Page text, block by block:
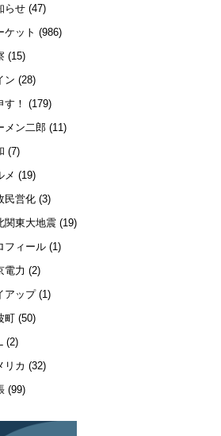
らせ(47)
ケット (986)
(15)
ン (28)
す！ (179)
メン二郎(11)
(7)
メ (19)
民営化(3)
関東大地震(19)
フィール(1)
電力 (2)
アップ(1)
町(50)
(2)
リカ (32)
(99)